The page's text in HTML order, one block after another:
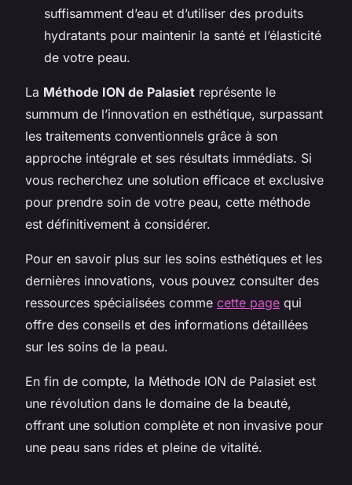
suffisamment d’eau et d’utiliser des produits
hydratants pour maintenir la santé et l’élasticité
de votre peau.
La Méthode ION de Palasiet représente le
summum de l’innovation en esthétique, surpassant
les traitements conventionnels grâce à son
approche intégrale et ses résultats immédiats. Si
vous recherchez une solution efficace et exclusive
pour prendre soin de votre peau, cette méthode
est définitivement à considérer.
Pour en savoir plus sur les soins esthétiques et les
dernières innovations, vous pouvez consulter des
ressources spécialisées comme cette page qui
offre des conseils et des informations détaillées
sur les soins de la peau.
En fin de compte, la Méthode ION de Palasiet est
une révolution dans le domaine de la beauté,
offrant une solution complète et non invasive pour
une peau sans rides et pleine de vitalité.